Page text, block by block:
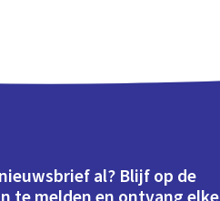
al? Blijf op de